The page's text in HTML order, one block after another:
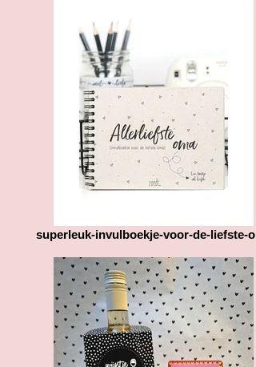
brievenbuspost (tot 50 gram). Dit
moet u aanklikken bij het afrekenen.
Het gewicht is hier van groot belang
voor de verzendkosten. Heeft u
gekozen voor afhalen? Dan
bespreken we met u een dag en tijd
om het pakket(je) op ons afhaal
adres af te komen halen.
Heeft u bepaalde vragen over het
product of de verzending
kunnen zien waar u tegenaan loopt.
Hierna gaan we met elkaar kijken
wat we kunnen doen om u wel een
goed eindproduct af te leveren.
superleuk-invulboekje-voor-de-liefste-